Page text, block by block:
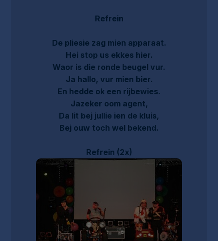
Refrein
De pliesie zag mien apparaat.
Hei stop us ekkes hier.
Waor is die ronde beugel vur.
Ja hallo, vur mien bier.
En hedde ok een rijbewies.
Jazeker oom agent,
Da lit bej jullie ien de kluis,
Bej ouw toch wel bekend.
Refrein (2x)